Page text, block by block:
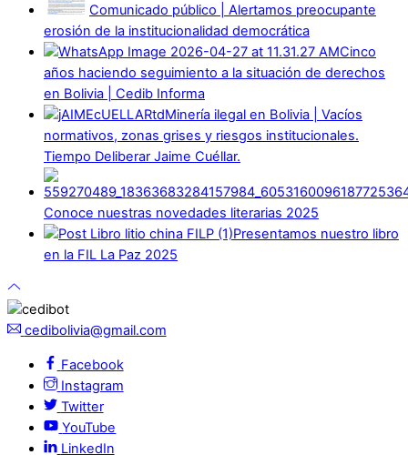
Comunicado público | Alertamos preocupante
erosión de la institucionalidad democrática
Cinco
años haciendo seguimiento a la situación de derechos
en Bolivia | Cedib Informa
Minería ilegal en Bolivia | Vacíos
normativos, zonas grises y riesgos institucionales.
Tiempo Deliberar Jaime Cuéllar.
Conoce nuestras novedades literarias 2025
Presentamos nuestro libro
en la FIL La Paz 2025
cedibolivia@gmail.com
Facebook
Instagram
Twitter
YouTube
LinkedIn